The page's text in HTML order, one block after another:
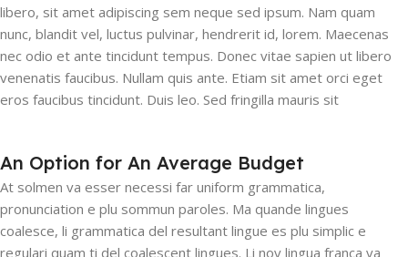
libero, sit amet adipiscing sem neque sed ipsum. Nam quam
nunc, blandit vel, luctus pulvinar, hendrerit id, lorem. Maecenas
nec odio et ante tincidunt tempus. Donec vitae sapien ut libero
venenatis faucibus. Nullam quis ante. Etiam sit amet orci eget
eros faucibus tincidunt. Duis leo. Sed fringilla mauris sit
An Option for An Average Budget
At solmen va esser necessi far uniform grammatica,
pronunciation e plu sommun paroles. Ma quande lingues
coalesce, li grammatica del resultant lingue es plu simplic e
regulari quam ti del coalescent lingues. Li nov lingua franca va